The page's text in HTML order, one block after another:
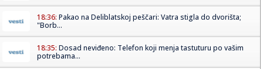
18:36: Pakao na Deliblatskoj peščari: Vatra stigla do dvorišta;
"Borb...
18:35: Dosad neviđeno: Telefon koji menja tastuturu po vašim
potrebama...